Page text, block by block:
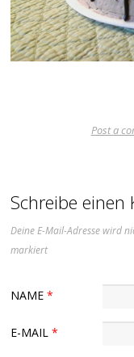
Post a
Schreibe einen
Deine E-Mail-Adresse wird
markiert
NAME*
E-MAIL*